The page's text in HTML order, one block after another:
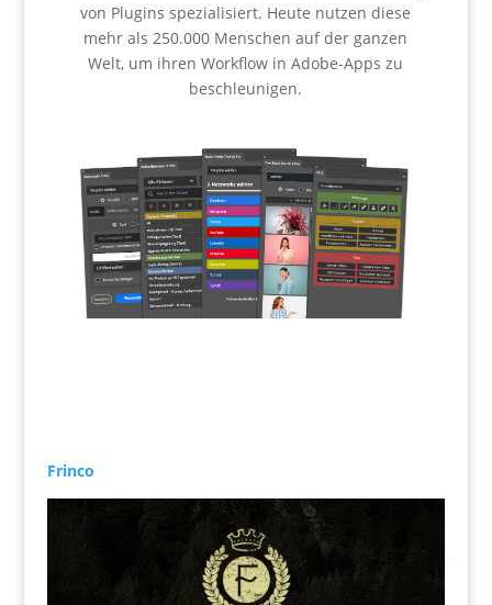
von Plugins spezialisiert. Heute nutzen diese
mehr als 250.000 Menschen auf der ganzen
Welt, um ihren Workflow in Adobe-Apps zu
beschleunigen.
Frinco